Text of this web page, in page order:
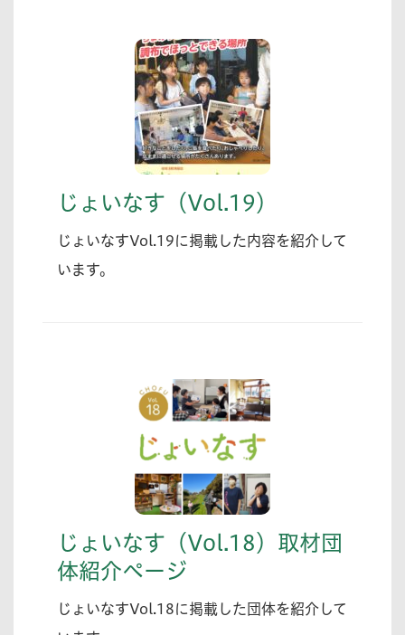
じょいなす（Vol.19）
じょいなすVol.19に掲載した内容を紹介して
います。
じょいなす（Vol.18）取材団
体紹介ページ
じょいなすVol.18に掲載した団体を紹介して